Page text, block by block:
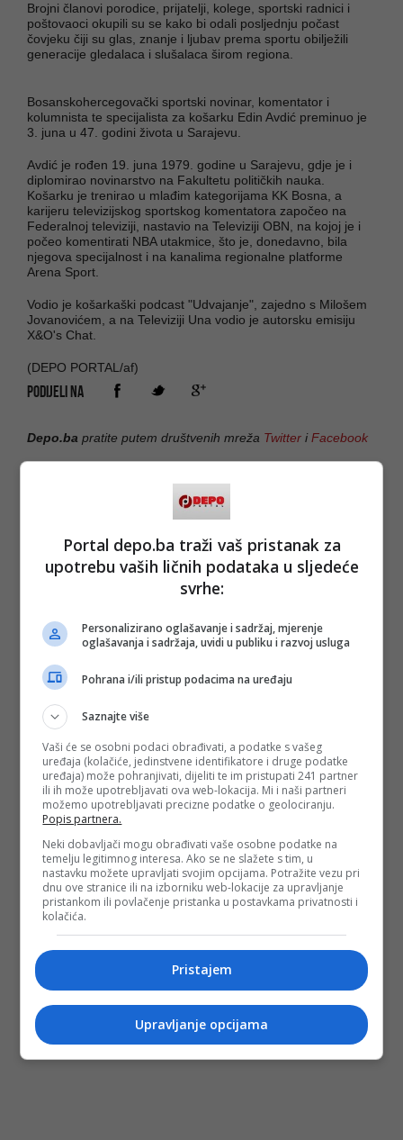
Brojni članovi porodice, prijatelji, kolege, sportski radnici i
poštovaoci okupili su se kako bi odali posljednju počast
čovjeku čiji su glas, znanje i ljubav prema sportu obilježili
generacije gledalaca i slušalaca širom regiona.
Bosanskohercegovački sportski novinar, komentator i
kolumnista te specijalista za košarku Edin Avdić preminuo je
3. juna u 47. godini života u Sarajevu.
Avdić je rođen 19. juna 1979. godine u Sarajevu, gdje je i
diplomirao novinarstvo na Fakultetu političkih nauka.
Košarku je trenirao u mlađim kategorijama KK Bosna, a
karijeru televizijskog sportskog komentatora započeo na
Federalnoj televiziji, nastavio na Televiziji OBN, na kojoj je i
počeo komentirati NBA utakmice, što je, donedavno, bila
njegova specijalnost i na kanalima regionalne platforme
Arena Sport.
Vodio je košarkaški podcast "Udvajanje", zajedno s Milošem
Jovanovićem, a na Televiziji Una vodio je autorsku emisiju
X&O's Chat.
(DEPO PORTAL/af)
PODIJELI NA
Depo.ba pratite putem društvenih mreža Twitter iFacebook
Portal depo.ba traži vaš pristanak za
upotrebu vaših ličnih podataka u sljedeće
svrhe:
Personalizirano oglašavanje i sadržaj, mjerenje
oglašavanja i sadržaja, uvidi u publiku i razvoj usluga
Pohrana i/ili pristup podacima na uređaju
Saznajte više
Vaši će se osobni podaci obrađivati, a podatke s vašeg
uređaja (kolačiće, jedinstvene identifikatore i druge podatke
uređaja) može pohranjivati, dijeliti te im pristupati 241 partner
ili ih može upotrebljavati ova web-lokacija. Mi i naši partneri
možemo upotrebljavati precizne podatke o geolociranju.
Popis partnera.
Neki dobavljači mogu obrađivati vaše osobne podatke na
temelju legitimnog interesa. Ako se ne slažete s tim, u
nastavku možete upravljati svojim opcijama. Potražite vezu pri
dnu ove stranice ili na izborniku web-lokacije za upravljanje
pristankom ili povlačenje pristanka u postavkama privatnosti i
kolačića.
Pristajem
Upravljanje opcijama